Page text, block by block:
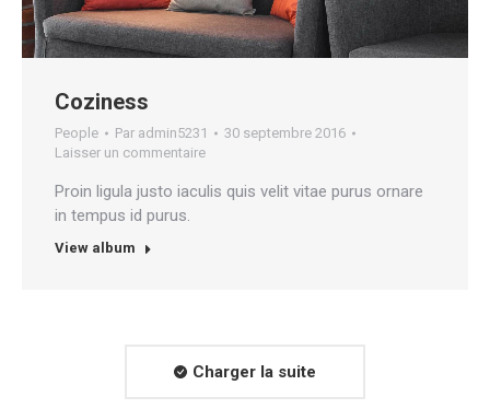
Coziness
People Par admin5231
30 septembre 2016
Laisser un commentaire
Proin ligula justo iaculis quis velit vitae purus ornare
in tempus id purus.
View album
Charger la suite